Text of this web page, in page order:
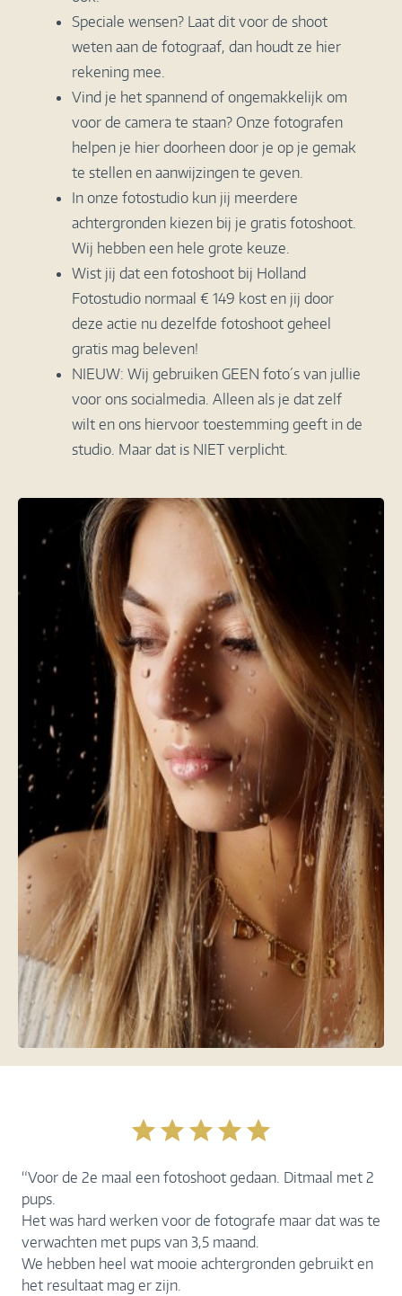
Speciale wensen? Laat dit voor de shoot
weten aan de fotograaf, dan houdt ze hier
rekening mee.
Vind je het spannend of ongemakkelijk om
voor de camera te staan? Onze fotografen
helpen je hier doorheen door je op je gemak
te stellen en aanwijzingen te geven.
In onze fotostudio kun jij meerdere
achtergronden kiezen bij je gratis fotoshoot.
Wij hebben een hele grote keuze.
Wist jij dat een fotoshoot bij Holland
Fotostudio normaal € 149 kost en jij door
deze actie nu dezelfde fotoshoot geheel
gratis mag beleven!
NIEUW: Wij gebruiken GEEN foto´s van jullie
voor ons socialmedia. Alleen als je dat zelf
wilt en ons hiervoor toestemming geeft in de
studio. Maar dat is NIET verplicht.
“Voor de 2e maal een fotoshoot gedaan. Ditmaal met 2
pups.
Het was hard werken voor de fotografe maar dat was te
verwachten met pups van 3,5 maand.
We hebben heel wat mooie achtergronden gebruikt en
het resultaat mag er zijn.